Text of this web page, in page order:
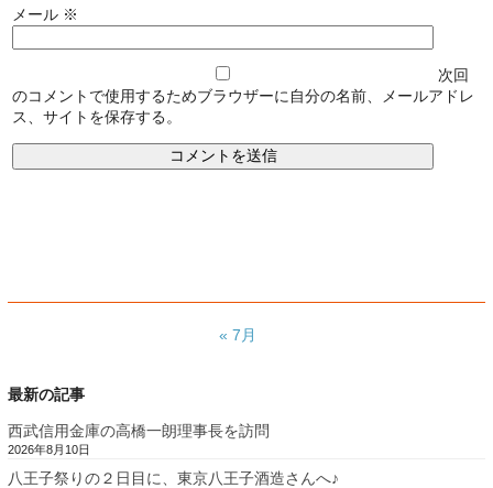
メール ※
次回
のコメントで使用するためブラウザーに自分の名前、メールアドレ
ス、サイトを保存する。
« 7月
最新の記事
西武信用金庫の高橋一朗理事長を訪問
2026年8月10日
八王子祭りの２日目に、東京八王子酒造さんへ♪